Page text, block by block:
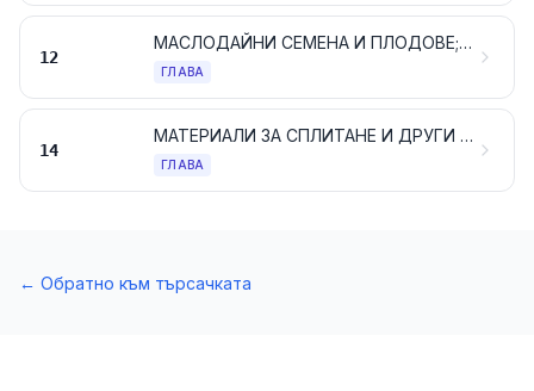
12
МАСЛОДАЙНИ СЕМЕНА И ПЛОДОВЕ; РАЗНИ ВИДОВЕ СЕМЕНА, СЕМЕНА ЗА ПОСЕВ И ПЛОДОВЕ; ИНДУСТРИАЛНИ ИЛИ МЕДИЦИНСКИ РАСТЕНИЯ; СЛАМА И ФУРАЖИ
ГЛАВА
14
МАТЕРИАЛИ ЗА СПЛИТАНЕ И ДРУГИ ПРОДУКТИ ОТ РАСТИТЕЛЕН ПРОИЗХОД, НЕУПОМЕНАТИ, НИТО ВКЛЮЧЕНИ ДРУГАДЕ
ГЛАВА
← Обратно към търсачката